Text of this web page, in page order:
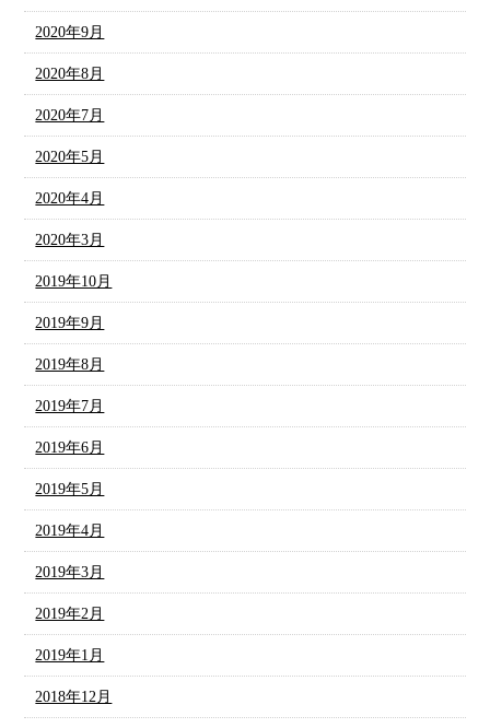
2020年9月
2020年8月
2020年7月
2020年5月
2020年4月
2020年3月
2019年10月
2019年9月
2019年8月
2019年7月
2019年6月
2019年5月
2019年4月
2019年3月
2019年2月
2019年1月
2018年12月